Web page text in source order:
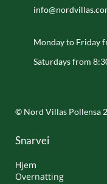
Monday to Friday
Saturdays from
© Nord Villas Pollensa
Snarvei
Hjem
Overnatting